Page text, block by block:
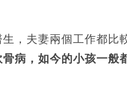
，夫妻兩個工作都比
病，如今的小孩一般